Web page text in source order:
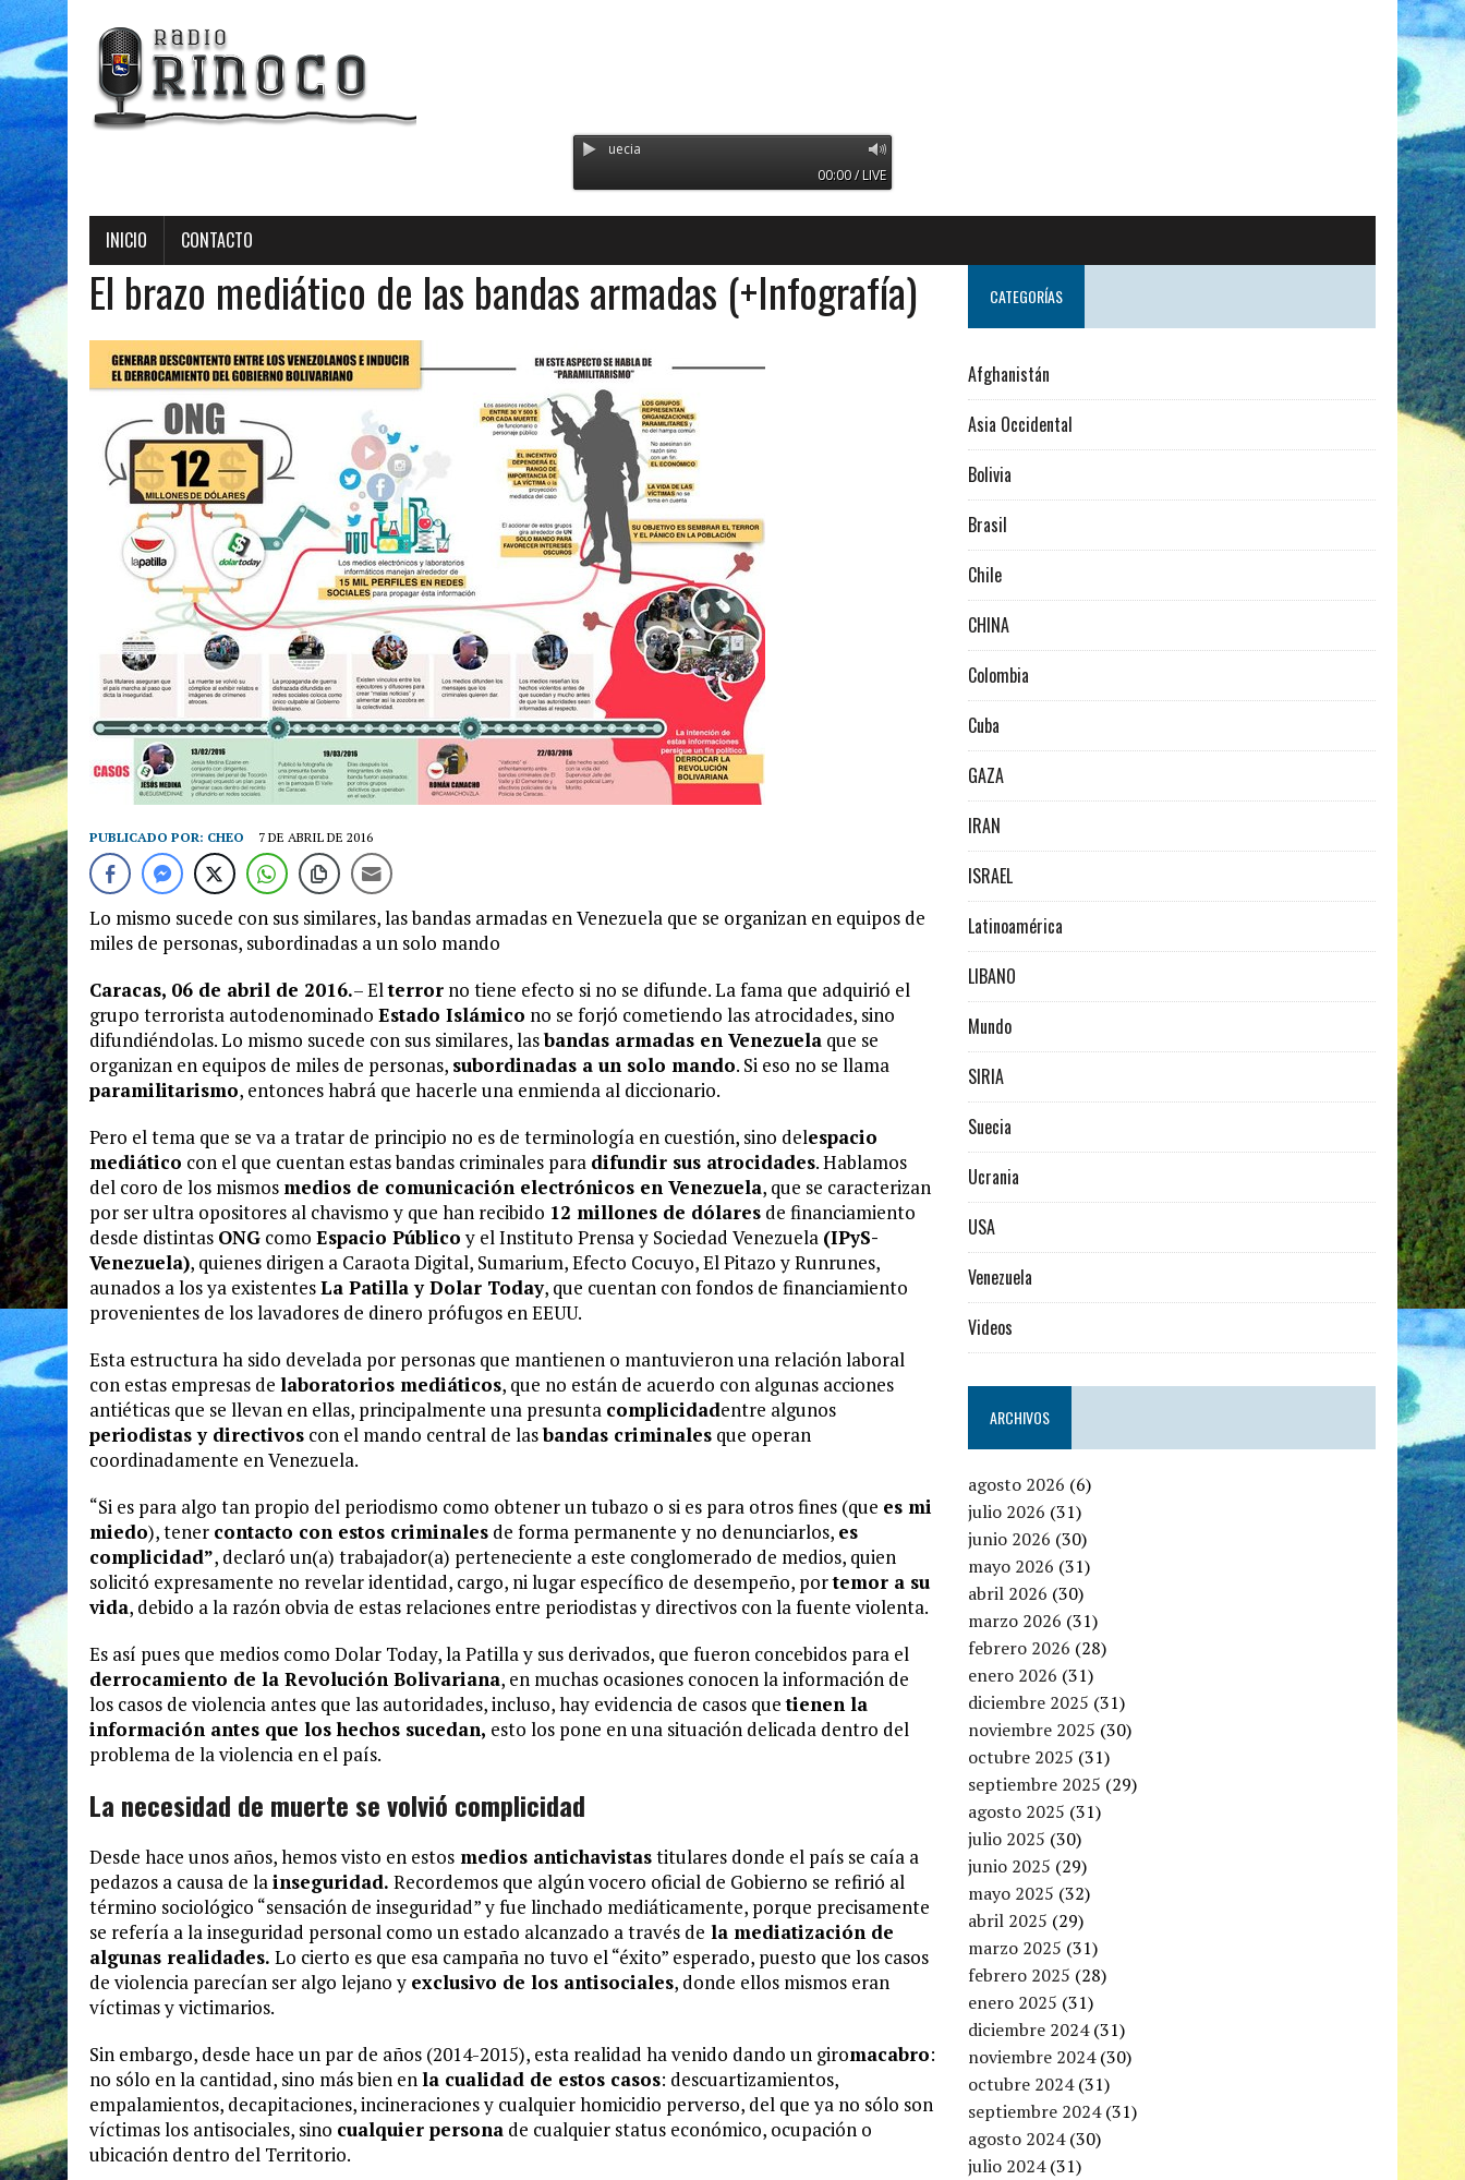
Radio Orinoco - Transmitiendo desde Suecia
00:00 / LIVE
INICIO CONTACTO
El brazo mediático de las bandas armadas (+Infografía)
PUBLICADO POR: CHEO 7 DE ABRIL DE 2016
Lo mismo sucede con sus similares, las bandas armadas en Venezuela que se organizan en equipos de
miles de personas, subordinadas a un solo mando
Caracas, 06 de abril de 2016.– Elterror no tiene efecto si no se difunde. La fama que adquirió el
grupo terrorista autodenominado Estado Islámico no se forjó cometiendo las atrocidades, sino
difundiéndolas. Lo mismo sucede con sus similares, lasbandas armadas en Venezuela que se
organizan en equipos de miles de personas, subordinadas a un solo mando. Si eso no se llama
paramilitarismo, entonces habrá que hacerle una enmienda al diccionario.
Pero el tema que se va a tratar de principio no es de terminología en cuestión, sino delespacio
mediático con el que cuentan estas bandas criminales para difundir sus atrocidades. Hablamos
del coro de los mismos medios de comunicación electrónicos en Venezuela, que se caracterizan
por ser ultra opositores al chavismo y que han recibido 12 millones de dólares de financiamiento
desde distintas ONG como Espacio Públicoy el Instituto Prensa y Sociedad Venezuela (IPyS-
Venezuela), quienes dirigen a Caraota Digital, Sumarium, Efecto Cocuyo, El Pitazo y Runrunes,
aunados a los ya existentesLa Patilla y Dolar Today, que cuentan con fondos de financiamiento
provenientes de los lavadores de dinero prófugos en EEUU.
Esta estructura ha sido develada por personas que mantienen o mantuvieron una relación laboral
con estas empresas de laboratorios mediáticos, que no están de acuerdo con algunas acciones
antiéticas que se llevan en ellas, principalmente una presunta complicidadentre algunos
periodistas y directivos con el mando central de lasbandas criminales que operan
coordinadamente en Venezuela.
“Si es para algo tan propio del periodismo como obtener un tubazo o si es para otros fines (que es mi
miedo), tener contacto con estos criminales de forma permanente y no denunciarlos, es
complicidad”, declaró un(a) trabajador(a) perteneciente a este conglomerado de medios, quien
solicitó expresamente no revelar identidad, cargo, ni lugar específico de desempeño, portemor a su
vida, debido a la razón obvia de estas relaciones entre periodistas y directivos con la fuente violenta.
Es así pues que medios como Dolar Today, la Patilla y sus derivados, que fueron concebidos para el
derrocamiento de la Revolución Bolivariana, en muchas ocasiones conocen la información de
los casos de violencia antes que las autoridades, incluso, hay evidencia de casos quetienen la
información antes que los hechos sucedan, esto los pone en una situación delicada dentro del
problema de la violencia en el país.
La necesidad de muerte se volvió complicidad
Desde hace unos años, hemos visto en estos medios antichavistastitulares donde el país se caía a
pedazos a causa de lainseguridad. Recordemos que algún vocero oficial de Gobierno se refirió al
término sociológico “sensación de inseguridad” y fue linchado mediáticamente, porque precisamente
se refería a la inseguridad personal como un estado alcanzado a través de la mediatización de
algunas realidades. Lo cierto es que esa campaña no tuvo el “éxito” esperado, puesto que los casos
de violencia parecían ser algo lejano y exclusivo de los antisociales, donde ellos mismos eran
víctimas y victimarios.
Sin embargo, desde hace un par de años (2014-2015), esta realidad ha venido dando un giromacabro:
no sólo en la cantidad, sino más bien enla cualidad de estos casos: descuartizamientos,
empalamientos, decapitaciones, incineraciones y cualquier homicidio perverso, del que ya no sólo son
víctimas los antisociales, sino cualquier persona de cualquier status económico, ocupación o
ubicación dentro del Territorio.
CATEGORÍAS
Afghanistán
Asia Occidental
Bolivia
Brasil
Chile
CHINA
Colombia
Cuba
GAZA
IRAN
ISRAEL
Latinoamérica
LIBANO
Mundo
SIRIA
Suecia
Ucrania
USA
Venezuela
Videos
ARCHIVOS
agosto 2026 (6)
julio 2026 (31)
junio 2026 (30)
mayo 2026 (31)
abril 2026 (30)
marzo 2026 (31)
febrero 2026 (28)
enero 2026 (31)
diciembre 2025 (31)
noviembre 2025 (30)
octubre 2025 (31)
septiembre 2025 (29)
agosto 2025 (31)
julio 2025 (30)
junio 2025 (29)
mayo 2025 (32)
abril 2025 (29)
marzo 2025 (31)
febrero 2025 (28)
enero 2025 (31)
diciembre 2024(31)
noviembre 2024(30)
octubre 2024(31)
septiembre 2024(31)
agosto 2024(30)
julio 2024(31)